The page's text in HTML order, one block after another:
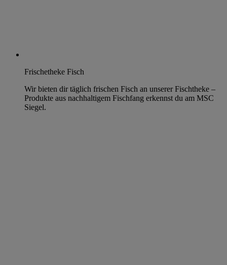
Frischetheke Fisch
Wir bieten dir täglich frischen Fisch an unserer Fischtheke –
Produkte aus nachhaltigem Fischfang erkennst du am MSC
Siegel.